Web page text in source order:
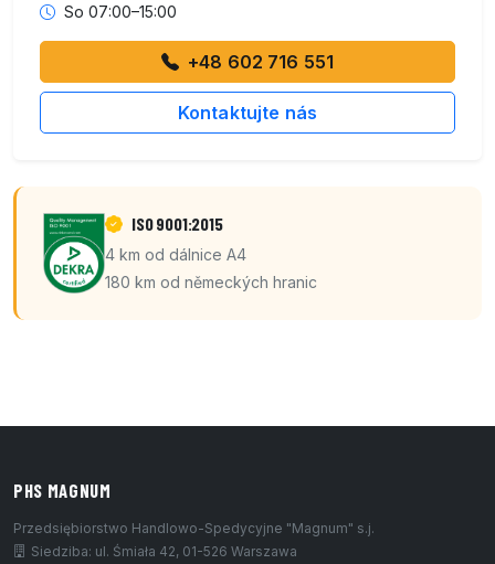
So 07:00–15:00
+48 602 716 551
Kontaktujte nás
ISO 9001:2015
4 km od dálnice A4
180 km od německých hranic
PHS MAGNUM
Przedsiębiorstwo Handlowo-Spedycyjne "Magnum" s.j.
Siedziba: ul. Śmiała 42, 01-526 Warszawa